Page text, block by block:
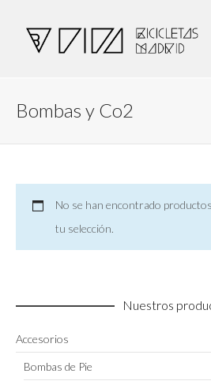
Bombas y Co2
No se han encontrado
tu selección.
Nuestros
Accesorios
Bombas de Pie